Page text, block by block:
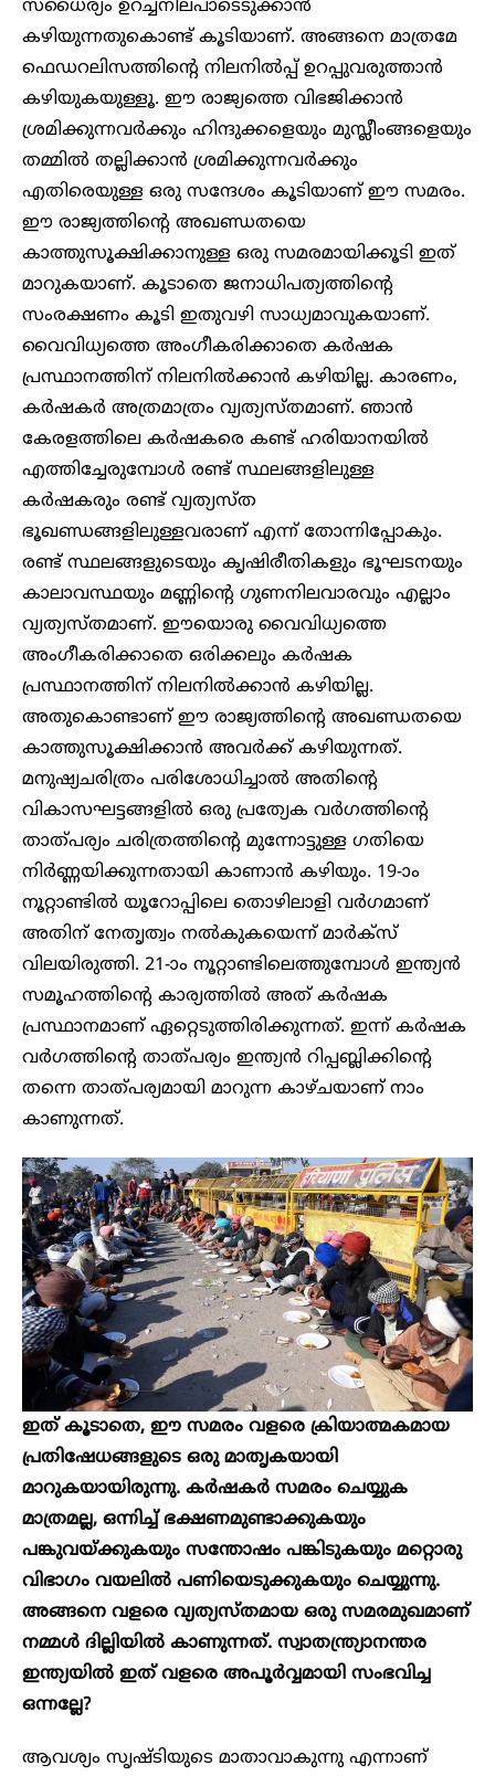
സധൈര്യം ഉറച്ചനിലപാടെടുക്കാൻ
കഴിയുന്നതുകൊണ്ട് കൂടിയാണ്. അങ്ങനെ മാത്രമേ
ഫെഡറലിസത്തിന്റെ നിലനിൽപ്പ് ഉറപ്പുവരുത്താൻ
കഴിയുകയുള്ളൂ. ഈ രാജ്യത്തെ വിഭജിക്കാൻ
ശ്രമിക്കുന്നവർക്കും ഹിന്ദുക്കളെയും മുസ്ലീംങ്ങളെയും
തമ്മിൽ തല്ലിക്കാൻ ശ്രമിക്കുന്നവർക്കും
എതിരെയുള്ള ഒരു സന്ദേശം കൂടിയാണ് ഈ സമരം.
ഈ രാജ്യത്തിന്റെ അഖണ്ഡതയെ
കാത്തുസൂക്ഷിക്കാനുള്ള ഒരു സമരമായിക്കൂടി ഇത്
മാറുകയാണ്. കൂടാതെ ജനാധിപത്യത്തിന്റെ
സംരക്ഷണം കൂടി ഇതുവഴി സാധ്യമാവുകയാണ്.
വൈവിധ്യത്തെ അംഗീകരിക്കാതെ കർഷക
പ്രസ്ഥാനത്തിന് നിലനിൽക്കാൻ കഴിയില്ല. കാരണം,
കർഷകർ അത്രമാത്രം വ്യത്യസ്തമാണ്. ഞാൻ
കേരളത്തിലെ കർഷകരെ കണ്ട് ഹരിയാനയിൽ
എത്തിച്ചേരുമ്പോൾ രണ്ട് സ്ഥലങ്ങളിലുള്ള
കർഷകരും രണ്ട് വ്യത്യസ്ത
ഭൂഖണ്ഡങ്ങളിലുള്ളവരാണ് എന്ന് തോന്നിപ്പോകും.
രണ്ട് സ്ഥലങ്ങളുടെയും കൃഷിരീതികളും ഭൂഘടനയും
കാലാവസ്ഥയും മണ്ണിന്റെ ഗുണനിലവാരവും എല്ലാം
വ്യത്യസ്തമാണ്. ഈയൊരു വൈവിധ്യത്തെ
അംഗീകരിക്കാതെ ഒരിക്കലും കർഷക
പ്രസ്ഥാനത്തിന് നിലനിൽക്കാൻ കഴിയില്ല.
അതുകൊണ്ടാണ് ഈ രാജ്യത്തിന്റെ അഖണ്ഡതയെ
കാത്തുസൂക്ഷിക്കാൻ അവർക്ക് കഴിയുന്നത്.
മനുഷ്യചരിത്രം പരിശോധിച്ചാൽ അതിന്റെ
വികാസഘട്ടങ്ങളിൽ ഒരു പ്രത്യേക വർഗത്തിന്റെ
താത്പര്യം ചരിത്രത്തിന്റെ മുന്നോട്ടുള്ള ഗതിയെ
നിർണ്ണയിക്കുന്നതായി കാണാൻ കഴിയും. 19-ാം
നൂറ്റാണ്ടിൽ യൂറോപ്പിലെ തൊഴിലാളി വർഗമാണ്
അതിന് നേതൃത്വം നൽകുകയെന്ന് മാർക്സ്
വിലയിരുത്തി. 21-ാം നൂറ്റാണ്ടിലെത്തുമ്പോൾ ഇന്ത്യൻ
സമൂഹത്തിന്റെ കാര്യത്തിൽ അത് കർഷക
പ്രസ്ഥാനമാണ് ഏറ്റെടുത്തിരിക്കുന്നത്. ഇന്ന് കർഷക
വർഗത്തിന്റെ താത്പര്യം ഇന്ത്യൻ റിപ്പബ്ലിക്കിന്റെ
തന്നെ താത്പര്യമായി മാറുന്ന കാഴ്ചയാണ് നാം
കാണുന്നത്.
ഇത് കൂടാതെ, ഈ സമരം വളരെ ക്രിയാത്മകമായ
പ്രതിഷേധങ്ങളുടെ ഒരു മാതൃകയായി
മാറുകയായിരുന്നു. കർഷകർ സമരം ചെയ്യുക
മാത്രമല്ല, ഒന്നിച്ച് ഭക്ഷണമുണ്ടാക്കുകയും
പങ്കുവയ്ക്കുകയും സന്തോഷം പങ്കിടുകയും മറ്റൊരു
വിഭാഗം വയലിൽ പണിയെടുക്കുകയും ചെയ്യുന്നു.
അങ്ങനെ വളരെ വ്യത്യസ്തമായ ഒരു സമരമുഖമാണ്
നമ്മൾ ദില്ലിയിൽ കാണുന്നത്. സ്വാതന്ത്ര്യാനന്തര
ഇന്ത്യയിൽ ഇത് വളരെ അപൂർവ്വമായി സംഭവിച്ച
ഒന്നല്ലേ?
ആവശ്യം സൃഷ്ടിയുടെ മാതാവാകുന്നു എന്നാണ്